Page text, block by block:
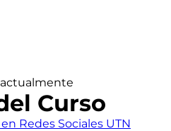
actualmente
Curso
Redes Sociales UTN